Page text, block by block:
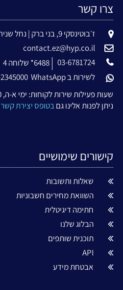
צרו קשר
ז׳בוטינסקי 9, בני ברק | נחל שניר 3, יבנה
contact.ez@hyp.co.il
03-6781724
6488* שלוחה 4
לשירות ב WhatsApp
073-2345000
שעות פעילות שירות לקוחות: ימי א-ה, 9:00-17:00
ניתן לפנות אלינו גםבטופס יצירת קשר
קישורים שימושיים
שאלות ותשובות
השוואת מחירים חשבוניות
חתימה דיגיטלית
הבלוג שלנו
תוכנית שותפים
API
אבטחת מידע